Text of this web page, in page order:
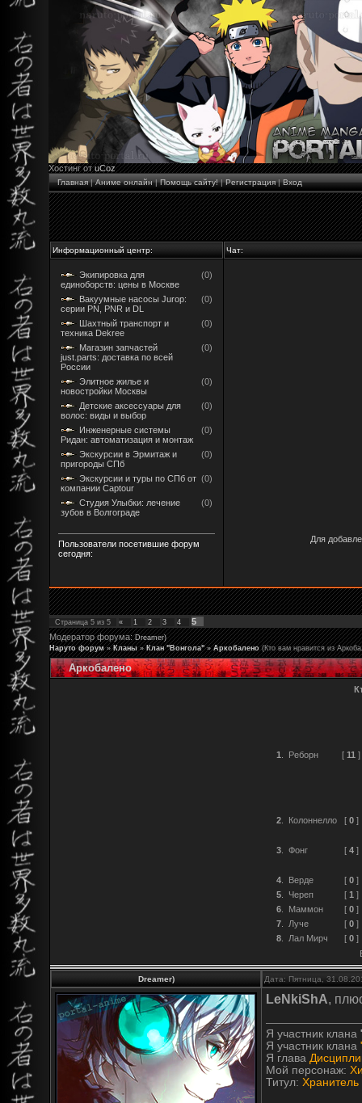
Хостинг отuCoz
Главная|Аниме онлайн|Помощь сайту!|Регистрация|Вход
Информационный центр: Чат:
Экипировка для
единоборств: цены в Москве
(0)
Вакуумные насосы Jurop:
серии PN, PNR и DL
(0)
Шахтный транспорт и
техника Dekree
(0)
Магазин запчастей
just.parts: доставка по всей
России
(0)
Элитное жилье и
новостройки Москвы
(0)
Детские аксессуары для
волос: виды и выбор
(0)
Инженерные системы
Ридан: автоматизация и монтаж
(0)
Экскурсии в Эрмитаж и
пригороды СПб
(0)
Экскурсии и туры по СПб от
компании Captour
(0)
Студия Улыбки: лечение
зубов в Волгограде
(0)
Пользователи посетившие форум
сегодня:
Для
Страница 5 из 5 « 1 2 3 4
5
Модератор форума:Dreamer)
Наруто форум » Кланы » Клан "Вонгола" » Аркобалено (Кто вам нравится из
Аркобалено
1 Реборн [ 11 ]
2 Колоннелло [ 0]
3 Фонг [ 4]
4 Верде [ 0]
5
Череп [ 1 ]
6
Маммон [ 0]
7
Луче [ 0]
8
Лал Мирч [ 0]
Dreamer) Дата: Пятница,
LeNkiShA,
Я участник клана
Я участник клана
Я глава
Мой персонаж:
Титул: Хранитель